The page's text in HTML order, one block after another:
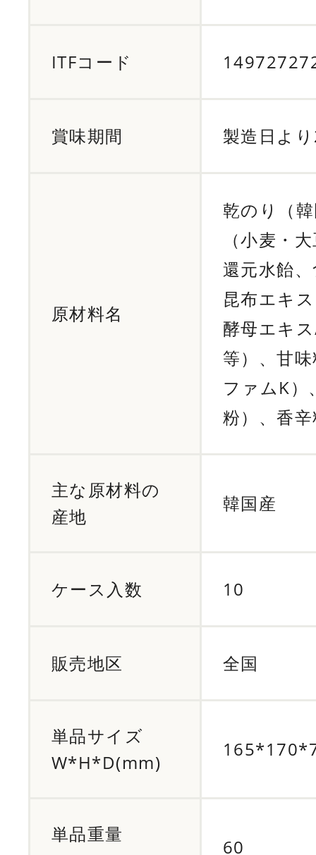
ITFコード
賞味期間 製造日よ
原材料名
乾のり（
（小麦・
還元水飴
昆布エキ
酵母エキ
等）、甘
ファムK）
粉）、香
主な原材料の
産地
韓国産
ケース入数 10
販売地区 全国
単品サイズ
W*H*D(mm)
単品重量
60